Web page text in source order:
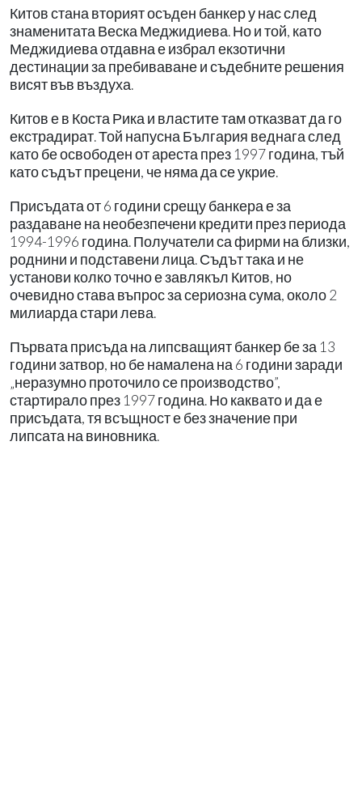
Китов стана вторият осъден банкер у нас след
знаменитата Веска Меджидиева. Но и той, като
Меджидиева отдавна е избрал екзотични
дестинации за пребиваване и съдебните решения
висят във въздуха.
Китов е в Коста Рика и властите там отказват да го
екстрадират. Той напусна България веднага след
като бе освободен от ареста през 1997 година, тъй
като съдът прецени, че няма да се укрие.
Присъдата от 6 години срещу банкера е за
раздаване на необезпечени кредити през периода
1994-1996 година. Получатели са фирми на близки,
роднини и подставени лица. Съдът така и не
установи колко точно е завлякъл Китов, но
очевидно става въпрос за сериозна сума, около 2
милиарда стари лева.
Първата присъда на липсващият банкер бе за 13
години затвор, но бе намалена на 6 години заради
„неразумно проточило се производство”,
стартирало през 1997 година. Но каквато и да е
присъдата, тя всъщност е без значение при
липсата на виновника.